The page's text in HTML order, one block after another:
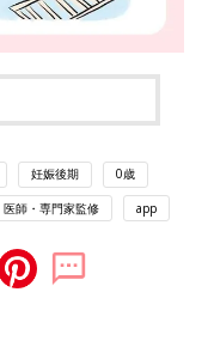
妊娠後期 0歳
医師・専門家監修 app